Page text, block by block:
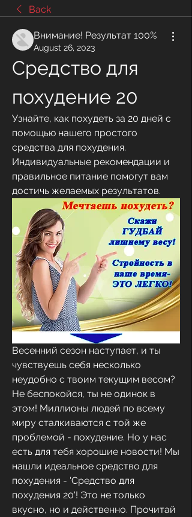
Back
Внимание! Результат 100%
August 26, 2023
Средство для
похудение 20
Узнайте, как похудеть за 20 дней с
помощью нашего простого
средства для похудения.
Индивидуальные рекомендации и
правильное питание помогут вам
достичь желаемых результатов.
Весенний сезон наступает, и ты
чувствуешь себя несколько
неудобно с твоим текущим весом?
Не беспокойся, ты не одинок в
этом! Миллионы людей по всему
миру сталкиваются с той же
проблемой - похудение. Но у нас
есть для тебя хорошие новости! Мы
нашли идеальное средство для
похудения - 'Средство для
похудения 20'! Это не только
вкусно, но и действенно. Прочитай